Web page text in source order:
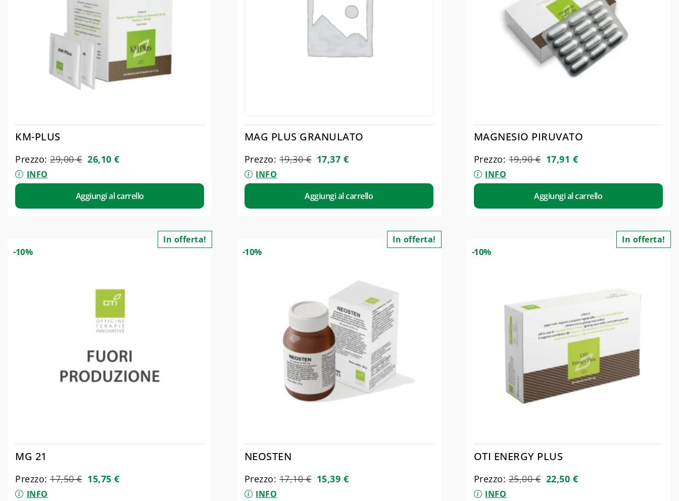
KM-PLUS
Prezzo: 29,00€ 26,10 €
INFO
Aggiungi al carrello
MAG PLUS GRANULATO
Prezzo: 19,30€ 17,37 €
INFO
Aggiungi al carrello
MAGNESIO PIRUVATO
Prezzo: 19,90€ 17,91 €
INFO
Aggiungi al carrello
MG 21
Prezzo: 17,50€ 15,75 €
INFO
In offerta!
-10%
NEOSTEN
Prezzo: 17,10€ 15,39 €
INFO
In offerta!
-10%
OTI ENERGY PLUS
Prezzo: 25,00€ 22,50 €
INFO
In offerta!
-10%